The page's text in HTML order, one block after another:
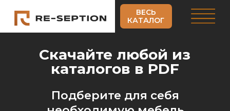
КАТАЛОГ
каталогов в PDF
Подберите для себя